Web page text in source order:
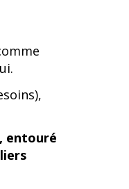
entouré